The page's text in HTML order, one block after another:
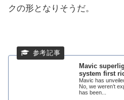
クの形となりそうだ。
Mavic
system first
Mavic has
No, we weren’t
has been...